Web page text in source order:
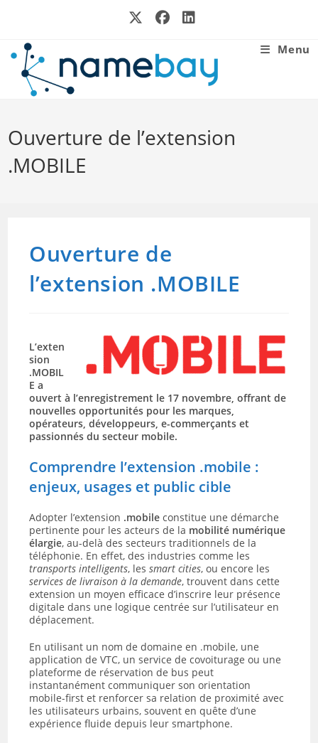
Menu
Ouverture de l’extension
.MOBILE
Ouverture de
l’extension .MOBILE
L’exten
sion
.MOBIL
E a
ouvert à l’enregistrement le 17 novembre, offrant de
nouvelles opportunités pour les marques,
opérateurs, développeurs, e-commerçants et
passionnés du secteur mobile.
Comprendre l’extension .mobile :
enjeux, usages et public cible
Adopter l’extension .mobile constitue une démarche
pertinente pour les acteurs de la mobilité numérique
élargie, au-delà des secteurs traditionnels de la
téléphonie. En effet, des industries comme les
transports intelligents, lessmart cities, ou encore les
services de livraison à la demande, trouvent dans cette
extension un moyen efficace d’inscrire leur présence
digitale dans une logique centrée sur l’utilisateur en
déplacement.
En utilisant un nom de domaine en .mobile, une
application de VTC, un service de covoiturage ou une
plateforme de réservation de bus peut
instantanément communiquer son orientation
mobile-first et renforcer sa relation de proximité avec
les utilisateurs urbains, souvent en quête d’une
expérience fluide depuis leur smartphone.